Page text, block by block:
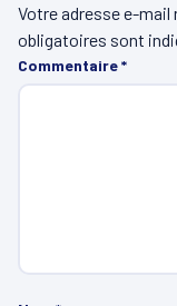
Votre adresse e-mail
obligatoires sont
Commentaire*